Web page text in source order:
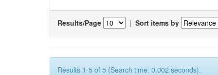
Results/Page | Sort items by
Results 1-5 of 5 (Search time: 0.002 seconds).